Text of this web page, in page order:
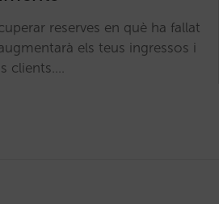
reserves en què ha fallat
els teus ingressos i
clients.…